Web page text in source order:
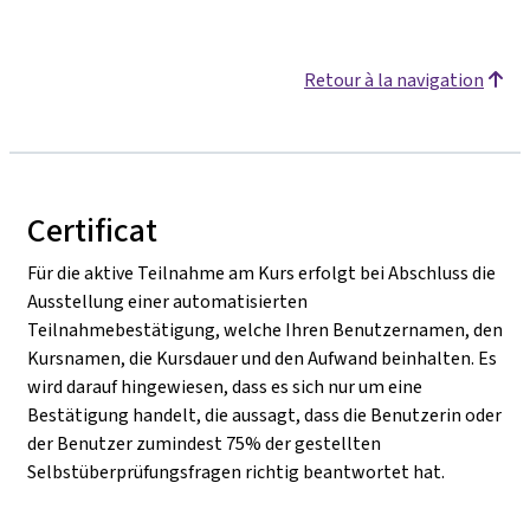
Retour à la navigation
Certificat
Für die aktive Teilnahme am Kurs erfolgt bei Abschluss die
Ausstellung einer automatisierten
Teilnahmebestätigung, welche Ihren Benutzernamen, den
Kursnamen, die Kursdauer und den Aufwand beinhalten. Es
wird darauf hingewiesen, dass es sich nur um eine
Bestätigung handelt, die aussagt, dass die Benutzerin oder
der Benutzer zumindest 75% der gestellten
Selbstüberprüfungsfragen richtig beantwortet hat.